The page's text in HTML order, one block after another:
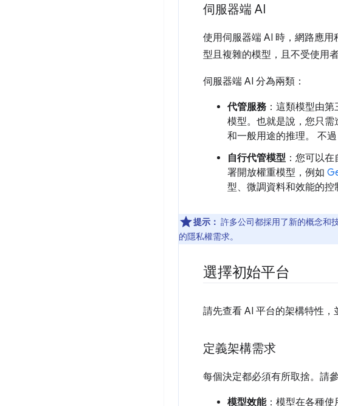
伺服器端 AI
使用伺服器端 AI 時，網路應
型且複雜的模型，且不受使用者
伺服器端 AI 分為兩類：
代管服務 ：這類模型由
模型。也就是說，您只
和一般用途的推理。 不
自行代管模型 ：您可以
署開放權重模型，例如
型、微調資料和效能的控
提示： 許多公司都採用了新的概念和
的隱私權需求。
選擇初始平台
請先查看 AI 平台的架構特性，
定義架構需求
每個決定都必須有所取捨。請
模型效能：模型在各種使